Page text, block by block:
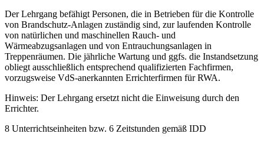
Der Lehrgang befähigt Personen, die in Betrieben für die Kontrolle
von Brandschutz-Anlagen zuständig sind, zur laufenden Kontrolle
von natürlichen und maschinellen Rauch- und
Wärmeabzugsanlagen und von Entrauchungsanlagen in
Treppenräumen. Die jährliche Wartung und ggfs. die Instandsetzung
obliegt ausschließlich entsprechend qualifizierten Fachfirmen,
vorzugsweise VdS-anerkannten Errichterfirmen für RWA.
Hinweis: Der Lehrgang ersetzt nicht die Einweisung durch den
Errichter.
8 Unterrichtseinheiten bzw. 6 Zeitstunden gemäß IDD